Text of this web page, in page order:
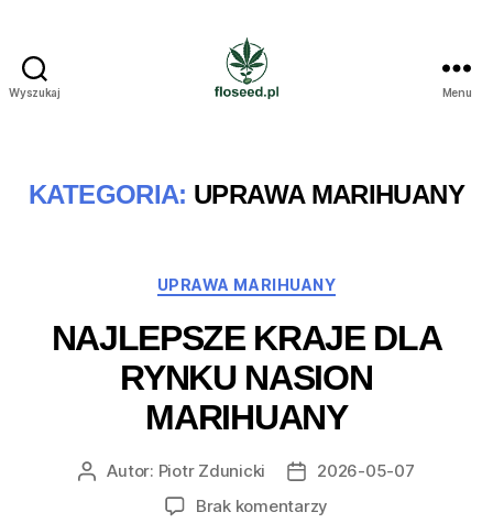
Wyszukaj Menu
KATEGORIA: UPRAWA MARIHUANY
Kategorie
UPRAWA MARIHUANY
NAJLEPSZE KRAJE DLA
RYNKU NASION
MARIHUANY
AutorAutor: Piotr Zdunicki
Data2026-05-07
Brak komentarzy